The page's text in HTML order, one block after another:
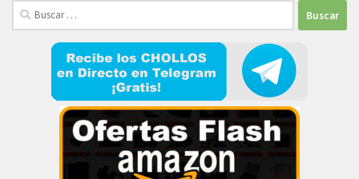
Buscar: